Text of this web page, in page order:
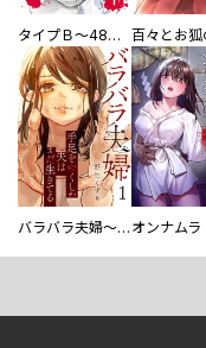
タイプＢ～48時間後、致死率100％～【単話】
バラバラ夫婦～手足をなくした夫はまだ生きてる オンナムラ